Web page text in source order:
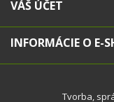
VÁŠ ÚČET
INFORMÁCIE O E-
Tvorba,